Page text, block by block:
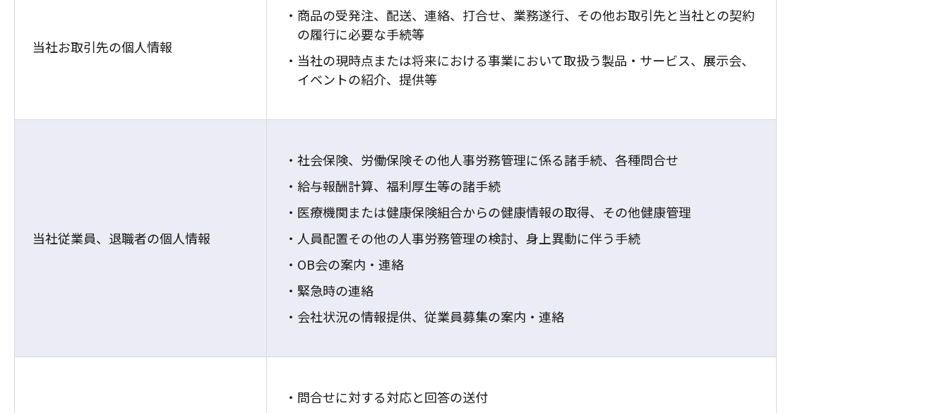
当社お取引先の個人情報
商品の受発注、配送、連絡、打合せ、業務遂行、その他お取引先と当社との契約
の履行に必要な手続等
当社の現時点または将来における事業において取扱う製品・サービス、展示会、
イベントの紹介、提供等
当社従業員、退職者の個人情報
社会保険、労働保険その他人事労務管理に係る諸手続、各種問合せ
給与報酬計算、福利厚生等の諸手続
医療機関または健康保険組合からの健康情報の取得、その他健康管理
人員配置その他の人事労務管理の検討、身上異動に伴う手続
OB会の案内・連絡
緊急時の連絡
会社状況の情報提供、従業員募集の案内・連絡
問合せに対する対応と回答の送付